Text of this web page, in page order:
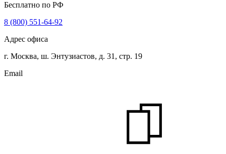
Бесплатно по РФ
8 (800) 551-64-92
Адрес офиса
г. Москва, ш. Энтузиастов, д. 31, стр. 19
Email